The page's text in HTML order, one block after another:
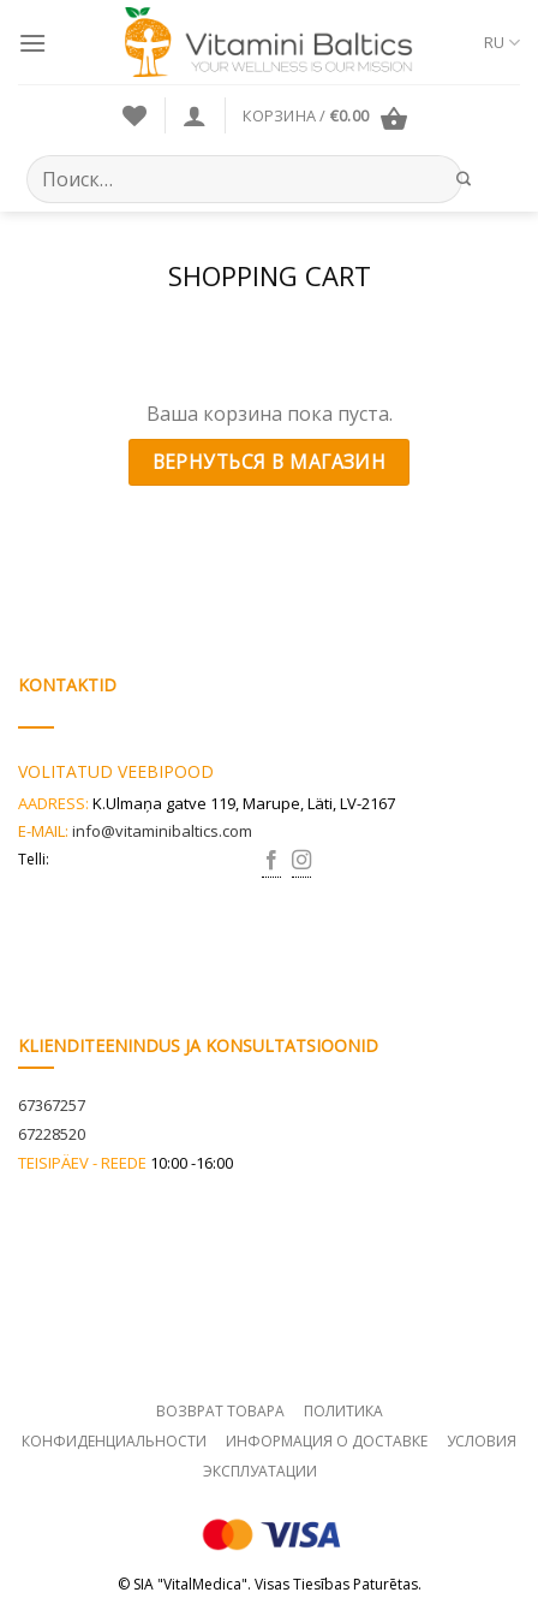
RU
КОРЗИНА / €0.00
Искать:
SHOPPING CART
Ваша корзина пока пуста.
ВЕРНУТЬСЯ В МАГАЗИН
ВОЗВРАТ ТОВАРА
ПОЛИТИКА
КОНФИДЕНЦИАЛЬНОСТИ
ИНФОРМАЦИЯ О ДОСТАВКЕ
УСЛОВИЯ
ЭКСПЛУАТАЦИИ
© SIA "VitalMedica". Visas Tiesības Paturētas.
KONTAKTID
VOLITATUD VEEBIPOOD
AADRESS: K.Ulmaņa gatve 119, Marupe, Läti, LV-2167
E-MAIL: info@vitaminibaltics.com
Telli:
KLIENDITEENINDUS JA KONSULTATSIOONID
67367257
67228520
TEISIPÄEV - REEDE 10:00 -16:00